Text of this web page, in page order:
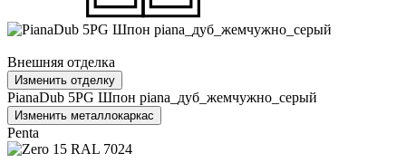
Внешняя отделка
Изменить отделку
PianaDub 5PG Шпон piana_дуб_жемчужно_серый
Изменить металлокаркас
Penta